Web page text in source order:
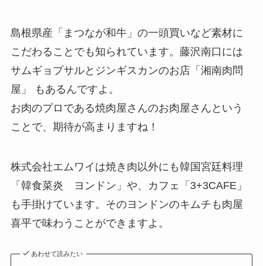
島根県産「まつなが和牛」の一頭買いなど素材に
こだわることでも知られています。藤沢南口には
サムギョプサルとジンギスカンのお店「湘南肉問
屋」 もあるんですよ。
お肉のプロである焼肉屋さんのお肉屋さんという
ことで、期待が高まりますね！
株式会社エムワイは焼き肉以外にも韓国宮廷料理
「韓食菜炎 ヨンドン」や、カフェ「3+3CAFE」
も手掛けています。そのヨンドンのキムチも肉屋
喜平で味わうことができますよ。
あわせて読みたい